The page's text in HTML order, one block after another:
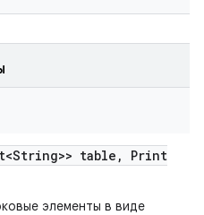
table ,
Print
элементы в виде